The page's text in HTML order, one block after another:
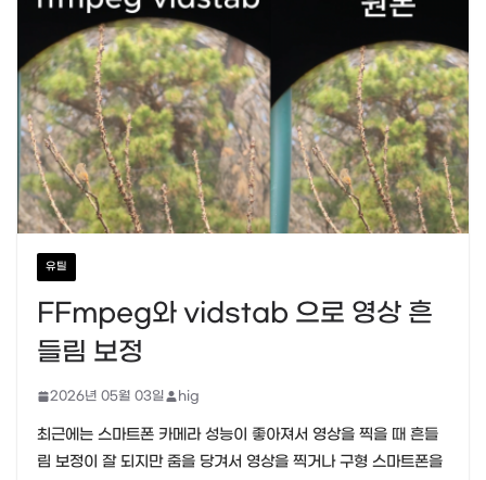
유틸
FFmpeg와 vidstab 으로 영상 흔
들림 보정
2026년 05월 03일 hig
최근에는 스마트폰 카메라 성능이 좋아져서 영상을 찍을 때 흔들
림 보정이 잘 되지만 줌을 당겨서 영상을 찍거나 구형 스마트폰을